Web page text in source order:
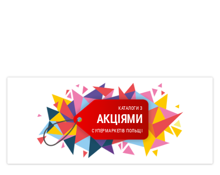
КАТАЛОГИ З
АКЦІЯМИ
СУПЕРМАРКЕТІВ ПОЛЬЩІ